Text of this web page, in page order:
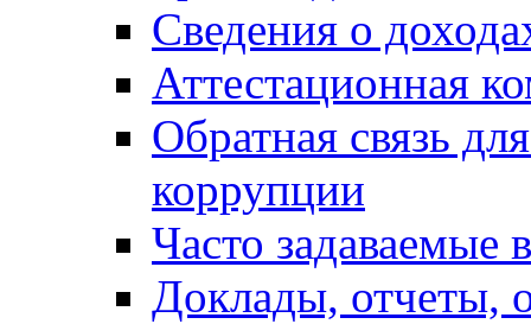
Сведения о
Аттестационная
Обратная связь
коррупции
Часто задаваемые
Доклады, отчеты,